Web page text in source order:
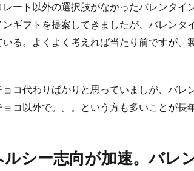
レート以外の選択肢がなかったバレンタイ
ンギフトを提案してきましたが、バレン
いる。よくよく考えれば当たり前ですが、
ョコ代わりばかりと思っていましが、バレ
ョコ以外で。。。という方も多いことが長
ルシー志向が加速。バレ